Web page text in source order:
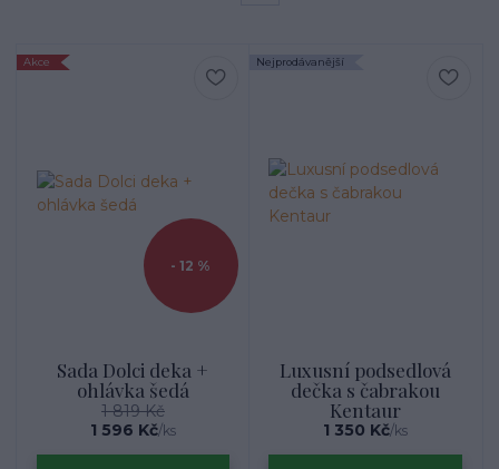
Akce
- 12 %
Sada Dolci deka +
ohlávka šedá
1 819 Kč
1 596 Kč/ks
Nejprodávanější
Luxusní podsedlová
dečka s čabrakou
Kentaur
1 350 Kč/ks